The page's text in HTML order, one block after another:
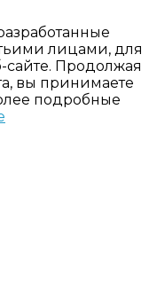
лицами, для
Продолжая
вы принимаете
подробные